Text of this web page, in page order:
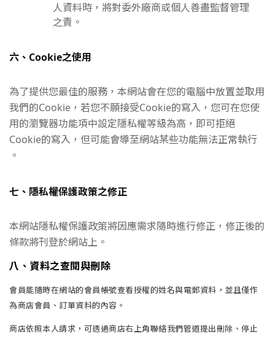
人資料時，將對委外廠商或個人善盡監督管理
之責。
六、Cookie之使用
為了提供您最佳的服務，本網站會在您的電腦中放置並取用
我們的Cookie，若您不願接受Cookie的寫入，您可在您使
用的瀏覽器功能項中設定隱私權等級為高，即可拒絕
Cookie的寫入，但可能會導至網站某些功能無法正常執行
。
七、隱私權保護政策之修正
本網站隱私權保護政策將因應需求隨時進行修正，修正後的
條款將刊登於網站上。
八 、 資料之查閱與刪除
會員能隨時在網站的會員帳號查看授權的姓名與電郵資料，並且僅作
為商店會員、訂單資料的內容。
商店依照本人請求，可透過商店右上角聯絡我們管道提出刪除、停止